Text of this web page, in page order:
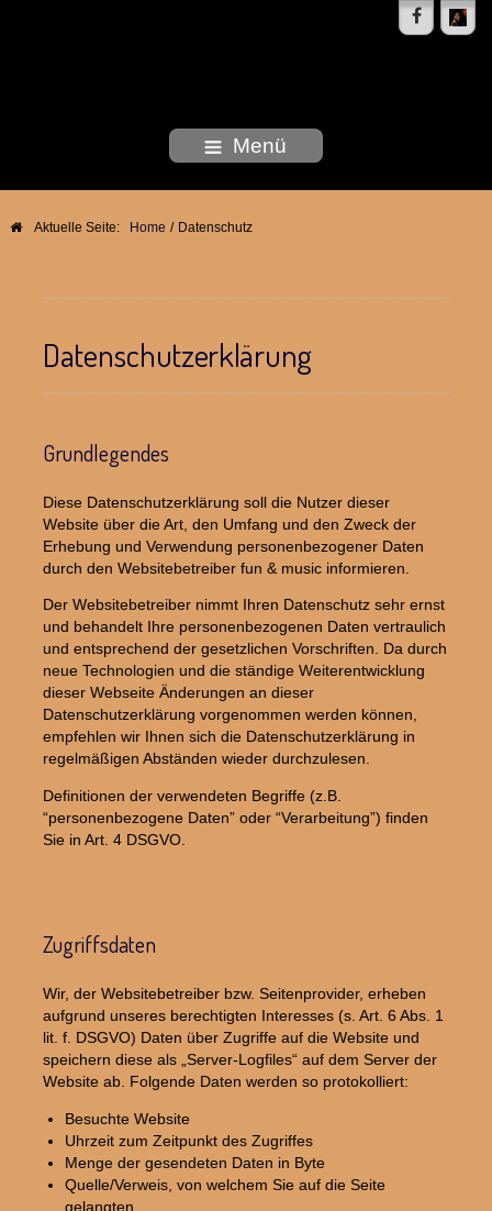
Menü
Aktuelle Seite: Home / Datenschutz
Datenschutzerklärung
Grundlegendes
Diese Datenschutzerklärung soll die Nutzer dieser
Website über die Art, den Umfang und den Zweck der
Erhebung und Verwendung personenbezogener Daten
durch den Websitebetreiber fun & music informieren.
Der Websitebetreiber nimmt Ihren Datenschutz sehr ernst
und behandelt Ihre personenbezogenen Daten vertraulich
und entsprechend der gesetzlichen Vorschriften. Da durch
neue Technologien und die ständige Weiterentwicklung
dieser Webseite Änderungen an dieser
Datenschutzerklärung vorgenommen werden können,
empfehlen wir Ihnen sich die Datenschutzerklärung in
regelmäßigen Abständen wieder durchzulesen.
Definitionen der verwendeten Begriffe (z.B.
“personenbezogene Daten” oder “Verarbeitung”) finden
Sie in Art. 4 DSGVO.
Zugriffsdaten
Wir, der Websitebetreiber bzw. Seitenprovider, erheben
aufgrund unseres berechtigten Interesses (s. Art. 6 Abs. 1
lit. f. DSGVO) Daten über Zugriffe auf die Website und
speichern diese als „Server-Logfiles“ auf dem Server der
Website ab. Folgende Daten werden so protokolliert:
Besuchte Website
Uhrzeit zum Zeitpunkt des Zugriffes
Menge der gesendeten Daten in Byte
Quelle/Verweis, von welchem Sie auf die Seite
gelangten